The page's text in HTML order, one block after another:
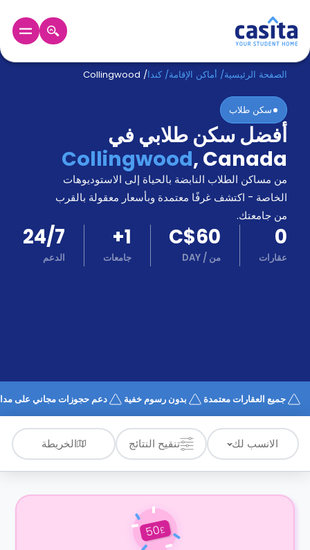
الرئيسية عربي CAD
دخول
حجز
السكن
نحن؟
المدونة
أخبر
أصدقائك
اكسب
كن
كيف
تعمل؟
الأسئلة
الشائعة
الصفحة الرئيسية/ أماكن الإقامة/ كندا/
Collingwood
سكن طلاب
أفضل سكن طلابي في
Collingwood, Canada
من مساكن الطلاب النابضة بالحياة إلى الاستوديوهات
الخاصة - اكتشف غرفًا معتمدة وبأسعار معقولة بالقرب
من جامعتك.
0
عقارات
C$60
من /
DAY
1
+
جامعات
24/7
الدعم
جميع العقارات معتمدة بدون رسوم خفية دعم حجوزات مجاني على مدار
الانسب لك تنقيح النتائج الخريطة
£
50